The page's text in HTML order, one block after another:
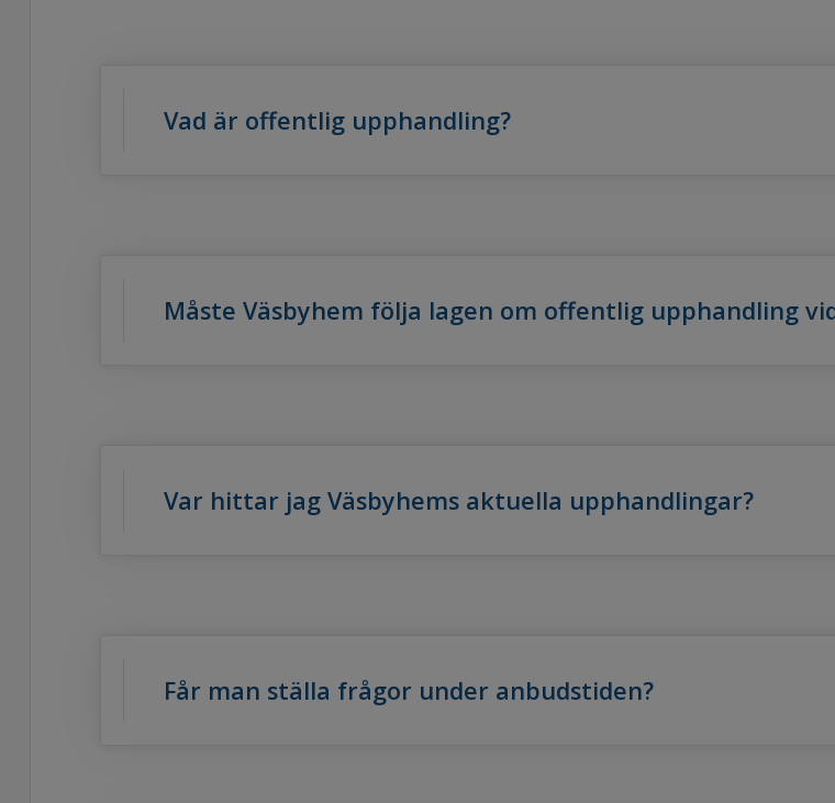
Vad är offentlig upphandling?
Måste Väsbyhem följa lagen om offentlig upphandling
Var hittar jag Väsbyhems aktuella upphandlingar?
Får man ställa frågor under anbudstiden?